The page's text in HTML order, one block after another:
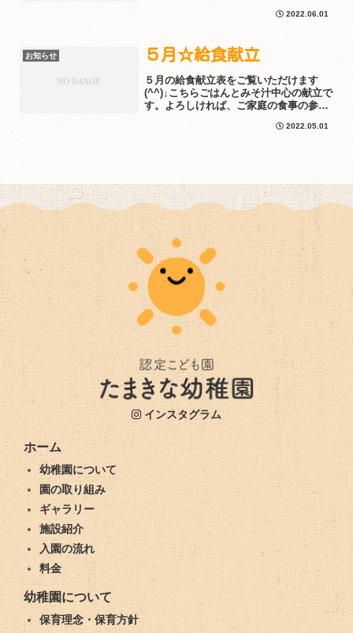
ムでは毎日の給食とおやつをアップして
2022.06.01
お知らせ ５月☆給食献立
５月の給食献立表をご覧いただけます
(^^)↓こちらごはんとみそ汁中心の献立で
す。よろしければ、ご家庭の食事の参考
では毎日の給食とおやつをアップしてい
2022.05.01
インスタグラム
ホーム
幼稚園について
園の取り組み
ギャラリー
施設紹介
入園の流れ
料金
幼稚園について
保育理念・保育方針